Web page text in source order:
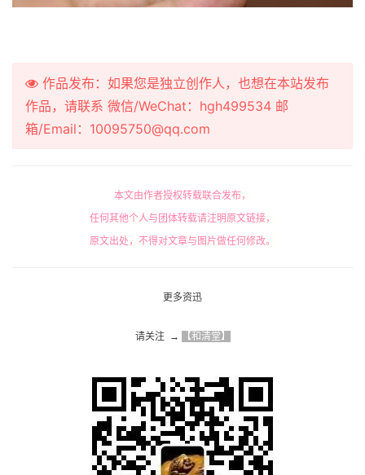
作品发布：如果您是独立创作人，也想在本站发布
作品，请联系 微信/WeChat：hgh499534 邮
箱/Email：10095750@qq.com
本文由作者授权转载联合发布，
任何其他个人与团体转载请注明原文链接，
原文出处，不得对文章与图片做任何修改。
更多资迅
请关注  → 【和清堂】